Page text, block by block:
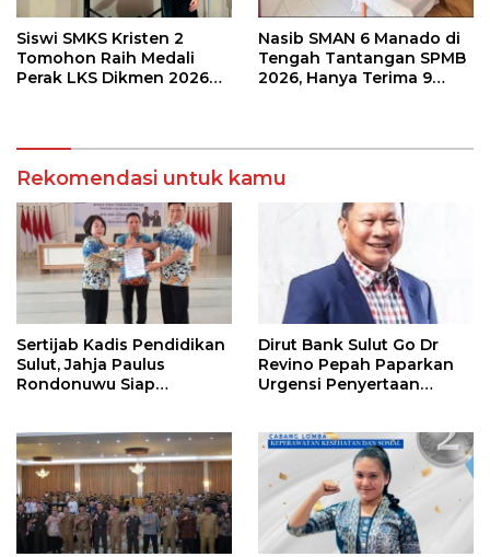
Siswi SMKS Kristen 2
Tomohon Raih Medali
Perak LKS Dikmen 2026
Nasib SMAN 6 Manado di
Tengah Tantangan SPMB
2026, Hanya Terima 9
Rekomendasi untuk kamu
Sertijab Kadis Pendidikan
Sulut, Jahja Paulus
Rondonuwu Siap
Dirut Bank Sulut Go Dr
Revino Pepah Paparkan
Urgensi Penyertaan